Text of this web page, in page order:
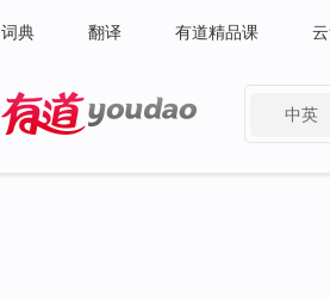
词典 翻译 有道精品课
中英